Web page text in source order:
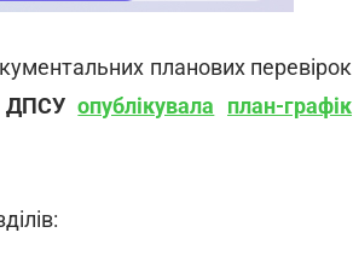
планових перевірок
ДПСУопублікувала
план-графік